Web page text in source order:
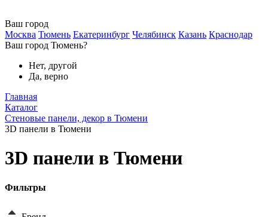
Ваш город
Москва Тюмень Екатеринбург Челябинск Казань Краснодар
Ваш город Тюмень?
Нет, другой
Да, верно
Главная
Каталог
Стеновые панели, декор в Тюмени
3D панели в Тюмени
3D панели в Тюмени
Фильтры